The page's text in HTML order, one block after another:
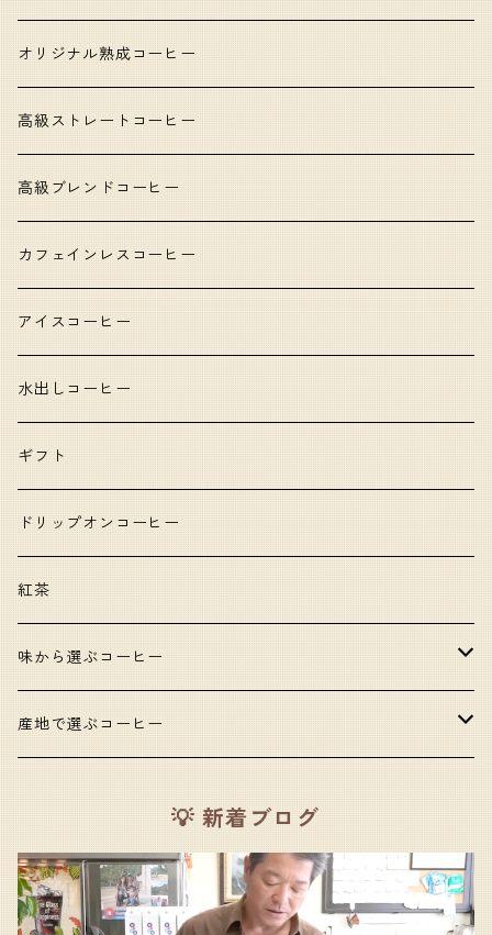
オリジナル熟成コーヒー
高級ストレートコーヒー
高級ブレンドコーヒー
カフェインレスコーヒー
アイスコーヒー
水出しコーヒー
ギフト
ドリップオンコーヒー
紅茶
味から選ぶコーヒー
甘いコーヒー
酸味のあるコーヒー
口当たりの良いコーヒー
産地で選ぶコーヒー
東南アジア
中央・南アメリカ
💡 新着ブログ